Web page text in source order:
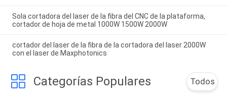
Sola cortadora del laser de la fibra del CNC de la plataforma,
cortador de hoja de metal 1000W 1500W 2000W
cortador del laser de la fibra de la cortadora del laser 2000W
con el laser de Maxphotonics
Categorías Populares Todos